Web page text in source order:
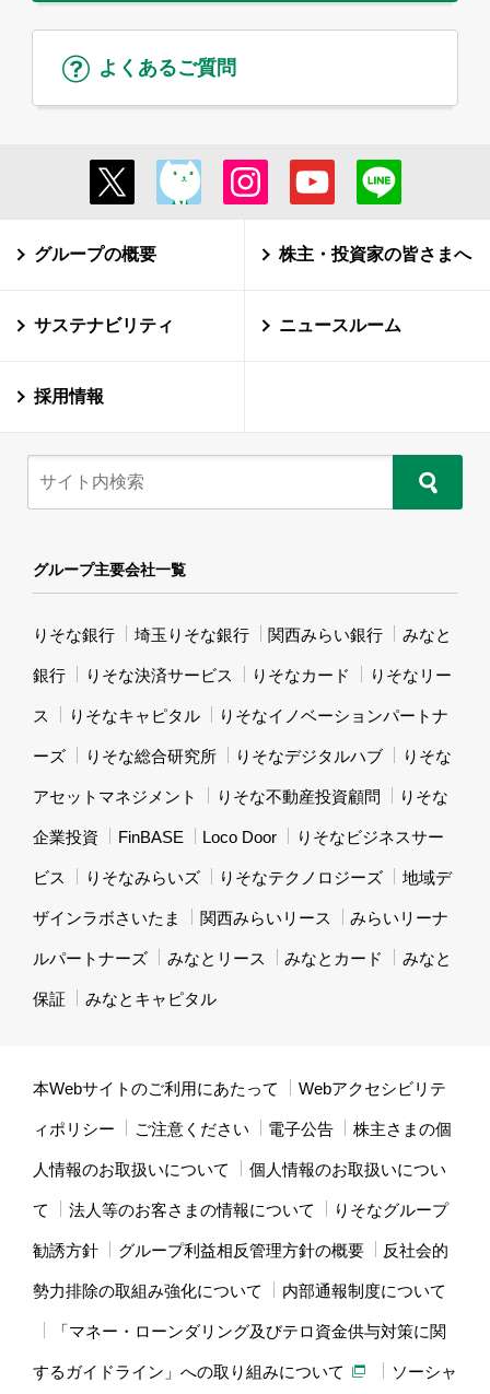
よくあるご質問
グループの概要 株主・投資家の皆さまへ
サステナビリティ ニュースルーム
採用情報
グループ主要会社一覧
りそな銀行 埼玉りそな銀行 関西みらい銀行 みなと
銀行 りそな決済サービス りそなカード りそなリー
ス りそなキャピタル りそなイノベーションパートナ
ーズ りそな総合研究所 りそなデジタルハブ りそな
アセットマネジメント りそな不動産投資顧問 りそな
企業投資 FinBASE Loco Door りそなビジネスサー
ビス りそなみらいズ りそなテクノロジーズ 地域デ
ザインラボさいたま 関西みらいリース みらいリーナ
ルパートナーズ みなとリース みなとカード みなと
保証 みなとキャピタル
本Webサイトのご利用にあたって Webアクセシビリテ
ィポリシー ご注意ください 電子公告 株主さまの個
人情報のお取扱いについて 個人情報のお取扱いについ
て 法人等のお客さまの情報について りそなグループ
勧誘方針 グループ利益相反管理方針の概要 反社会的
勢力排除の取組み強化について 内部通報制度について
「マネー・ローンダリング及びテロ資金供与対策に関
するガイドライン」への取り組みについて ソーシャ